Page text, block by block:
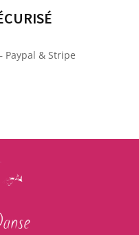
Paypal & Stripe